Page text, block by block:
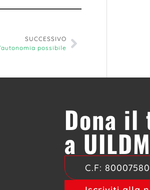
SUCCESSIVO
possibile
Dona il
a UILDM
C.F: